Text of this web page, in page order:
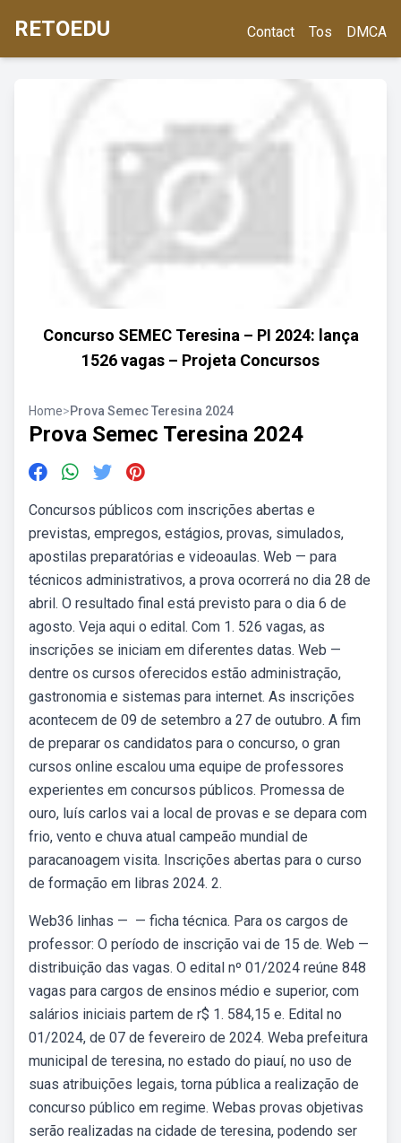
RETOEDU Contact Tos DMCA
Concurso SEMEC Teresina – PI 2024: lança
1526 vagas – Projeta Concursos
Home>Prova Semec Teresina 2024
Prova Semec Teresina 2024
Concursos públicos com inscrições abertas e
previstas, empregos, estágios, provas, simulados,
apostilas preparatórias e videoaulas. Web — para
técnicos administrativos, a prova ocorrerá no dia 28 de
abril. O resultado final está previsto para o dia 6 de
agosto. Veja aqui o edital. Com 1. 526 vagas, as
inscrições se iniciam em diferentes datas. Web —
dentre os cursos oferecidos estão administração,
gastronomia e sistemas para internet. As inscrições
acontecem de 09 de setembro a 27 de outubro. A fim
de preparar os candidatos para o concurso, o gran
cursos online escalou uma equipe de professores
experientes em concursos públicos. Promessa de
ouro, luís carlos vai a local de provas e se depara com
frio, vento e chuva atual campeão mundial de
paracanoagem visita. Inscrições abertas para o curso
de formação em libras 2024. 2.
Web36 linhas — — ficha técnica. Para os cargos de
professor: O período de inscrição vai de 15 de. Web —
distribuição das vagas. O edital nº 01/2024 reúne 848
vagas para cargos de ensinos médio e superior, com
salários iniciais partem de r$ 1. 584,15 e. Edital no
01/2024, de 07 de fevereiro de 2024. Weba prefeitura
municipal de teresina, no estado do piauí, no uso de
suas atribuições legais, torna pública a realização de
concurso público em regime. Webas provas objetivas
serão realizadas na cidade de teresina, podendo ser